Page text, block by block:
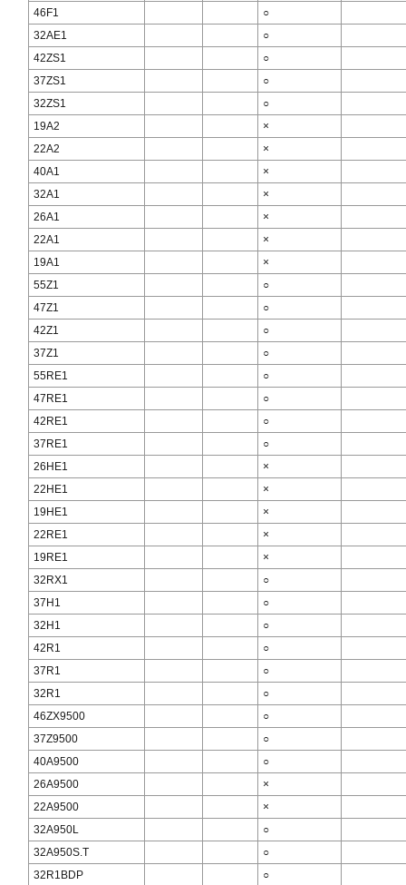
46F1
○
32AE1
○
42ZS1
○
37ZS1
○
32ZS1
○
19A2
×
22A2
×
40A1
×
32A1
×
26A1
×
22A1
×
19A1
×
55Z1
○
47Z1
○
42Z1
○
37Z1
○
55RE1
○
47RE1
○
42RE1
○
37RE1
○
26HE1
×
22HE1
×
19HE1
×
22RE1
×
19RE1
×
32RX1
○
37H1
○
32H1
○
42R1
○
37R1
○
32R1
○
46ZX9500
○
37Z9500
○
40A9500
○
26A9500
×
22A9500
×
32A950L
○
32A950S.T
○
32R1BDP
○